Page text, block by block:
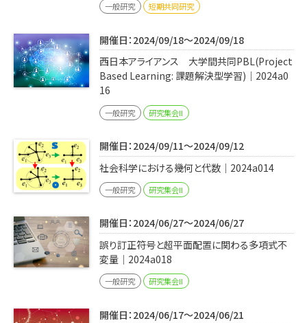
一般研究 短期共同研究
開催日：2024/09/18～2024/09/18
西日本アライアンス 大学間共同PBL(Project
Based Learning: 課題解決型学習)｜2024a0
16
一般研究 研究集会II
開催日：2024/09/11～2024/09/12
社会科学における幾何と代数｜2024a014
一般研究 研究集会II
開催日：2024/06/27～2024/06/27
誤り訂正符号と超平面配置に関わる多項式不
変量｜2024a018
一般研究 研究集会II
開催日：2024/06/17～2024/06/21